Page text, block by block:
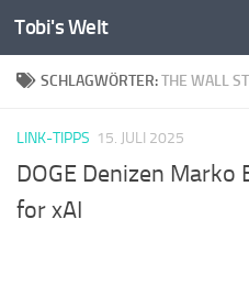
Zum Inhalt springen
Tobi's Welt
SCHLAGWÖRTER:THE WALL
LINK-TIPPS 15. JULI 2025
DOGE Denizen Marko
for xAI